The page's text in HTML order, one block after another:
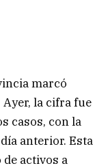
marcó
la cifra fue
casos, con la
anterior. Esta
activos a